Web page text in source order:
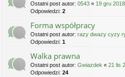
Ostatni post autor: 0543 « 19 gru
Odpowiedzi: 2
Forma współpracy
Ostatni post autor: razy dwazy cyzy
Odpowiedzi: 1
Walka prawna
Ostatni post autor: Gwiazdek « 21 lis
Odpowiedzi: 24